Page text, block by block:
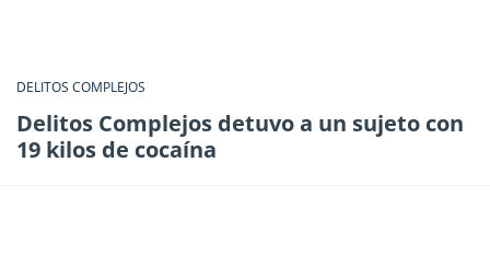
DELITOS COMPLEJOS
Delitos Complejos detuvo a un sujeto con
19 kilos de cocaína